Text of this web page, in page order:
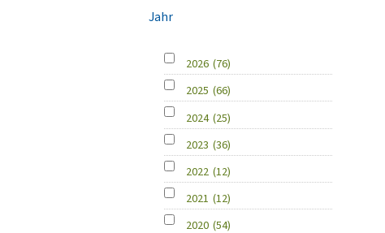
Jahr
2026 (76)
2025 (66)
2024 (25)
2023 (36)
2022 (12)
2021 (12)
2020 (54)